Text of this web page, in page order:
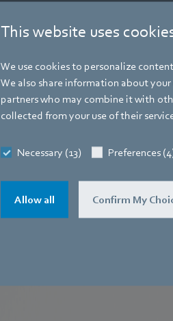
This website uses
We use cookies to personalize
We also share information about
partners who may combine it with
collected from your use of their
Necessary (13) Preferences
Allow all Confirm My